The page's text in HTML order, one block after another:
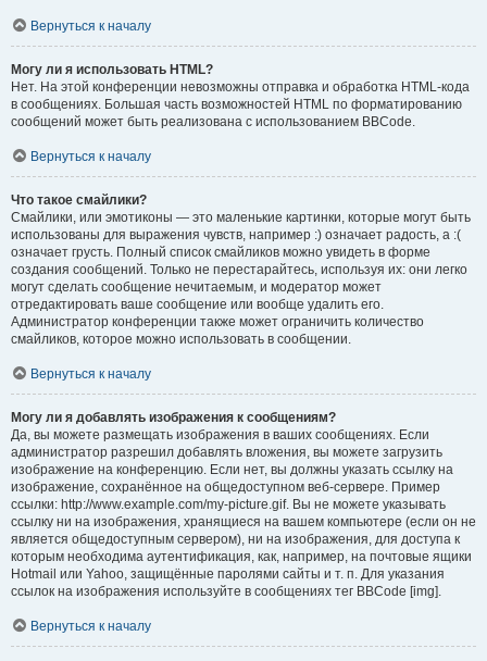
Вернуться к началу
Могу ли я использовать HTML?
Нет. На этой конференции невозможны отправка и обработка HTML-кода
в сообщениях. Большая часть возможностей HTML по форматированию
сообщений может быть реализована с использованием BBCode.
Вернуться к началу
Что такое смайлики?
Смайлики, или эмотиконы — это маленькие картинки, которые могут быть
использованы для выражения чувств, например :) означает радость, а :(
означает грусть. Полный список смайликов можно увидеть в форме
создания сообщений. Только не перестарайтесь, используя их: они легко
могут сделать сообщение нечитаемым, и модератор может
отредактировать ваше сообщение или вообще удалить его.
Администратор конференции также может ограничить количество
смайликов, которое можно использовать в сообщении.
Вернуться к началу
Могу ли я добавлять изображения к сообщениям?
Да, вы можете размещать изображения в ваших сообщениях. Если
администратор разрешил добавлять вложения, вы можете загрузить
изображение на конференцию. Если нет, вы должны указать ссылку на
изображение, сохранённое на общедоступном веб-сервере. Пример
ссылки: http://www.example.com/my-picture.gif. Вы не можете указывать
ссылку ни на изображения, хранящиеся на вашем компьютере (если он не
является общедоступным сервером), ни на изображения, для доступа к
которым необходима аутентификация, как, например, на почтовые ящики
Hotmail или Yahoo, защищённые паролями сайты и т. п. Для указания
ссылок на изображения используйте в сообщениях тег BBCode [img].
Вернуться к началу